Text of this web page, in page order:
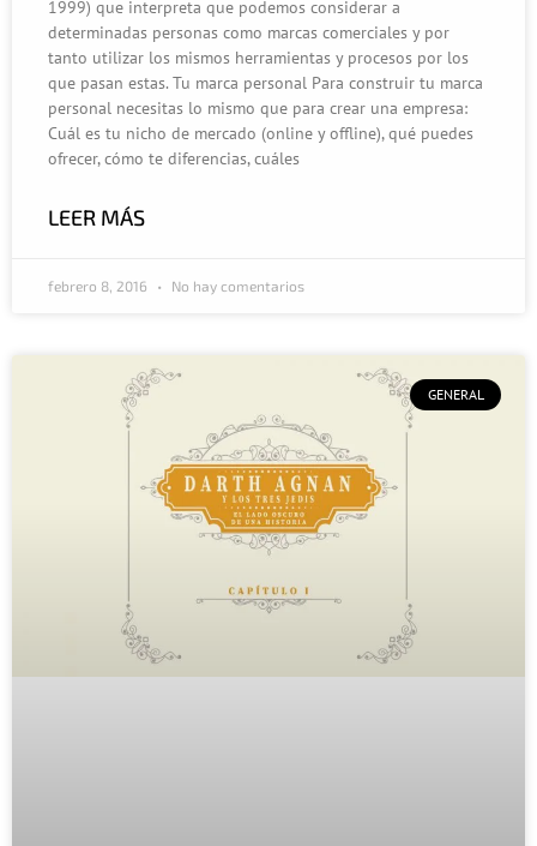
1999) que interpreta que podemos considerar a
determinadas personas como marcas comerciales y por
tanto utilizar los mismos herramientas y procesos por los
que pasan estas. Tu marca personal Para construir tu marca
personal necesitas lo mismo que para crear una empresa:
Cuál es tu nicho de mercado (online y offline), qué puedes
ofrecer, cómo te diferencias, cuáles
LEER MÁS
febrero 8, 2016 No hay comentarios
GENERAL